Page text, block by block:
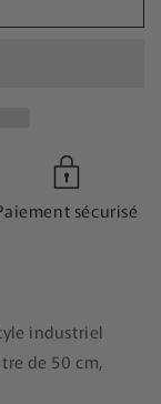
sécurisé
industriel
de 50 cm,